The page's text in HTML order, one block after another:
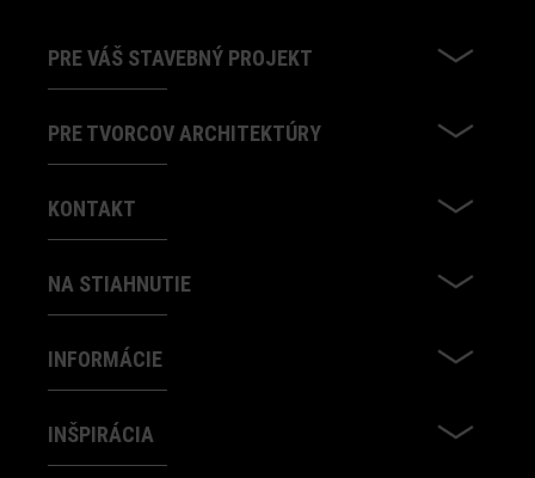
PRE VÁŠ STAVEBNÝ PROJEKT
PRE TVORCOV ARCHITEKTÚRY
KONTAKT
NA STIAHNUTIE
INFORMÁCIE
INŠPIRÁCIA